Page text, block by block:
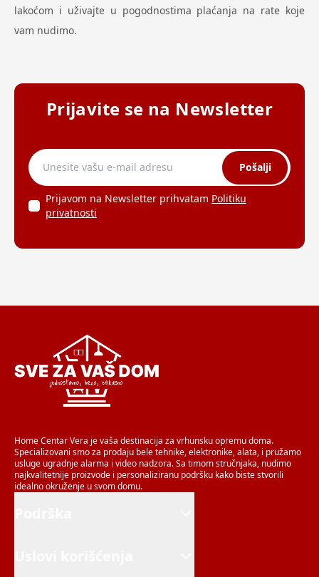
lakoćom i uživajte u pogodnostima plaćanja na rate koje
vam nudimo.
Prijavite se na Newsletter
Pošalji
Prijavom na Newsletter prihvatam Politiku
privatnosti
Home Centar Vera je vaša destinacija za vrhunsku opremu doma.
Specializovani smo za prodaju bele tehnike, elektronike, alata, i pružamo
usluge ugradnje alarma i video nadzora. Sa timom stručnjaka, nudimo
najkvalitetnije proizvode i personaliziranu podršku kako biste stvorili
idealno okruženje u svom domu.